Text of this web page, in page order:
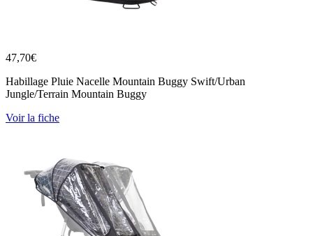
47,70€
Habillage Pluie Nacelle Mountain Buggy Swift/Urban
Jungle/Terrain Mountain Buggy
Voir la fiche